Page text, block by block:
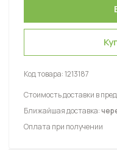
Код товара:1213187
Стоимость доставки в
Ближайшая доставка:
Оплата при получении